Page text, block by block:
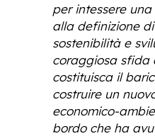
per intessere
alla definizione
sostenibilità e
coraggiosa sfida
costituisca il
costruire un
economico-
bordo che ha